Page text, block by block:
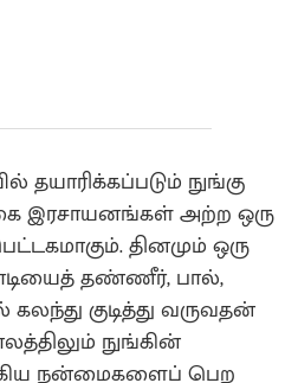
நுங்கு
இரசாயனங்கள் அற்ற ஒரு
தினமும் ஒரு
தண்ணீர், பால்,
குடித்து வருவதன்
நுங்கின்
நன்மைகளைப் பெற